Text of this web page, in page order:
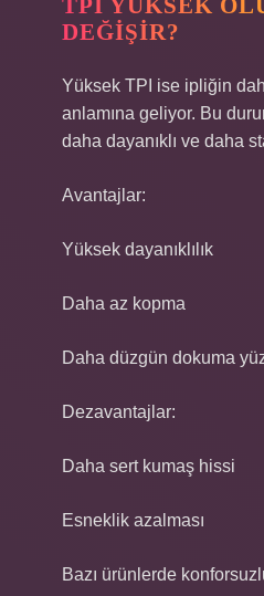
TPI YÜKSEK
DEĞIŞIR?
Yüksek TPI ise ipliğin
anlamına geliyor. Bu
daha dayanıklı ve daha
Avantajlar:
Yüksek dayanıklılık
Daha az kopma
Daha düzgün dokuma
Dezavantajlar:
Daha sert kumaş hissi
Esneklik azalması
Bazı ürünlerde